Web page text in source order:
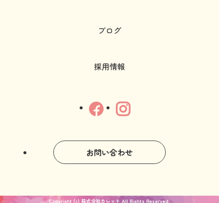
ブログ
採用情報
お問い合わせ
Copyright (c) 株式会社カレット All Rights Reserved.